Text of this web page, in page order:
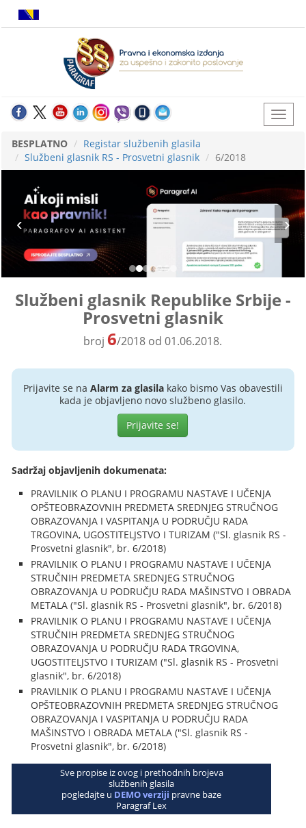
BESPLATNO
Registar službenih glasila
Službeni glasnik RS - Prosvetni glasnik
6/2018
Službeni glasnik Republike Srbije -
Prosvetni glasnik
broj6/2018 od 01.06.2018.
Prijavite se na Alarm za glasilakako bismo Vas obavestili
kada je objavljeno novo službeno glasilo.
Prijavite se!
Sadržaj objavljenih dokumenata:
PRAVILNIK O PLANU I PROGRAMU NASTAVE I UČENJA
OPŠTEOBRAZOVNIH PREDMETA SREDNJEG STRUČNOG
OBRAZOVANJA I VASPITANJA U PODRUČJU RADA
TRGOVINA, UGOSTITELJSTVO I TURIZAM ("Sl. glasnik RS -
Prosvetni glasnik", br. 6/2018)
PRAVILNIK O PLANU I PROGRAMU NASTAVE I UČENJA
STRUČNIH PREDMETA SREDNJEG STRUČNOG
OBRAZOVANJA U PODRUČJU RADA MAŠINSTVO I OBRADA
METALA ("Sl. glasnik RS - Prosvetni glasnik", br. 6/2018)
PRAVILNIK O PLANU I PROGRAMU NASTAVE I UČENJA
STRUČNIH PREDMETA SREDNJEG STRUČNOG
OBRAZOVANJA U PODRUČJU RADA TRGOVINA,
UGOSTITELJSTVO I TURIZAM ("Sl. glasnik RS - Prosvetni
glasnik", br. 6/2018)
PRAVILNIK O PLANU I PROGRAMU NASTAVE I UČENJA
OPŠTEOBRAZOVNIH PREDMETA SREDNJEG STRUČNOG
OBRAZOVANJA I VASPITANJA U PODRUČJU RADA
MAŠINSTVO I OBRADA METALA ("Sl. glasnik RS -
Prosvetni glasnik", br. 6/2018)
Sve propise iz ovog i prethodnih brojeva
službenih glasila
pogledajte u DEMO verziji pravne baze
Paragraf Lex